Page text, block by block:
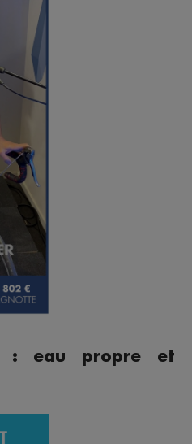
: eau propre et